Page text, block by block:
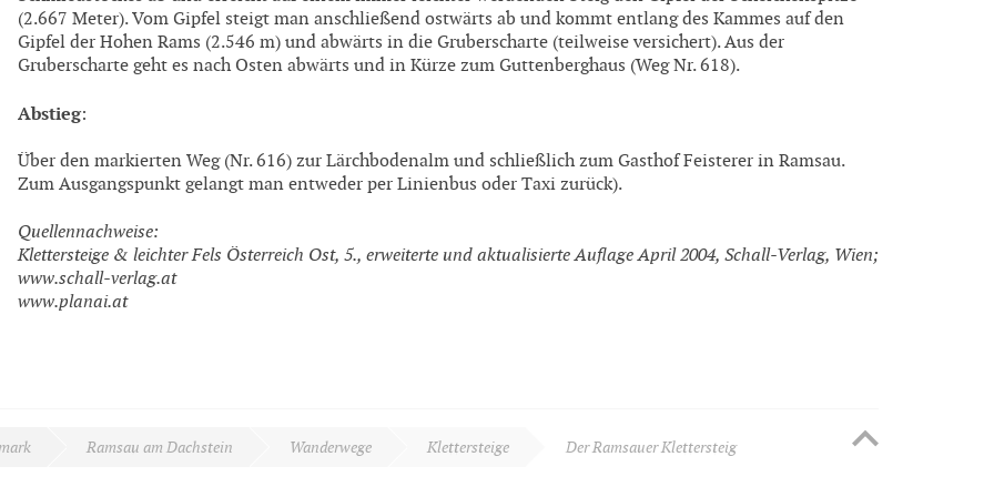
(2.667 Meter). Vom Gipfel steigt man anschließend ostwärts ab und kommt entlang des Kammes auf den
Gipfel der Hohen Rams (2.546 m) und abwärts in die Gruberscharte (teilweise versichert). Aus der
Gruberscharte geht es nach Osten abwärts und in Kürze zum Guttenberghaus (Weg Nr. 618).
Abstieg:
Über den markierten Weg (Nr. 616) zur Lärchbodenalm und schließlich zum Gasthof Feisterer in Ramsau.
Zum Ausgangspunkt gelangt man entweder per Linienbus oder Taxi zurück).
Quellennachweise:
Klettersteige & leichter Fels Österreich Ost, 5., erweiterte und aktualisierte Auflage April 2004, Schall-Verlag, Wien;
www.schall-verlag.at
www.planai.at
Ramsau am Dachstein Wanderwege Klettersteige Der Ramsauer Klettersteig